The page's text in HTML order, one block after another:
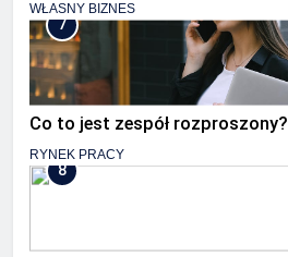
WŁASNY BIZNES
7
Co to jest zespół rozproszony?
RYNEK PRACY
8